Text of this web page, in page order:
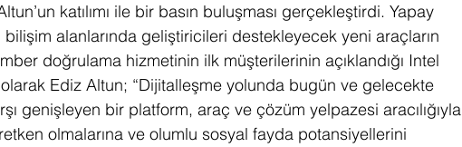
katılımı ile bir basın buluşması gerçekleştirdi. Yapay
alanlarında geliştiricileri destekleyecek yeni araçların
doğrulama hizmetinin ilk müşterilerinin açıklandığı Intel
Ediz Altun; “Dijitalleşme yolunda bugün ve gelecekte
genişleyen bir platform, araç ve çözüm yelpazesi aracılığıyla
olmalarına ve olumlu sosyal fayda potansiyellerini